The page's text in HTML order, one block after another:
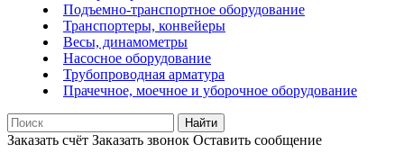
Подъемно-транспортное оборудование
Транспортеры, конвейеры
Весы, динамометры
Насосное оборудование
Трубопроводная арматура
Прачечное, моечное и уборочное оборудование
Найти
Заказать счёт Заказать звонок Оставить сообщение